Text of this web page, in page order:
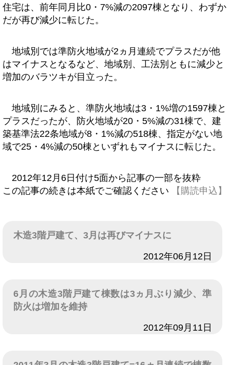
住宅は、前年同月比0・7%減の2097棟となり、わずか
だが再び減少に転じた。
地域別では準防火地域が2ヵ月連続でプラスだが他
はマイナスとなるなど、地域別、工法別ともに減少と
増加のバラツキが目立った。
地域別にみると、準防火地域は3・1%増の1597棟と
プラスだったが、防火地域が20・5%減の31棟で、建
築基準法22条地域が8・1%減の518棟、指定がない地
域で25・4%減の50棟といずれもマイナスに転じた。
2012年12月6日付け5面から記事の一部を抜粋
この記事の続きは本紙でご確認ください
【購読申込】
木造3階戸建て、3月は再びマイナスに
2012年06月12日
6月の木造3階戸建て棟数は3ヵ月ぶり減少、準
防火は増加を維持
2012年09月11日